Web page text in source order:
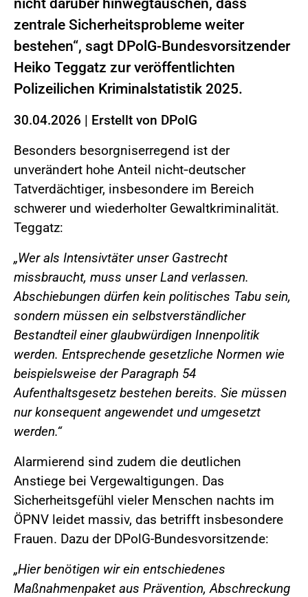
nicht darüber hinwegtäuschen, dass
zentrale Sicherheitsprobleme weiter
bestehen“, sagt DPolG-Bundesvorsitzender
Heiko Teggatz zur veröffentlichten
Polizeilichen Kriminalstatistik 2025.
30.04.2026 | Erstellt von DPolG
Besonders besorgniserregend ist der
unverändert hohe Anteil nicht‑deutscher
Tatverdächtiger, insbesondere im Bereich
schwerer und wiederholter Gewaltkriminalität.
Teggatz:
„Wer als Intensivtäter unser Gastrecht
missbraucht, muss unser Land verlassen.
Abschiebungen dürfen kein politisches Tabu sein,
sondern müssen ein selbstverständlicher
Bestandteil einer glaubwürdigen Innenpolitik
werden. Entsprechende gesetzliche Normen wie
beispielsweise der Paragraph 54
Aufenthaltsgesetz bestehen bereits. Sie müssen
nur konsequent angewendet und umgesetzt
werden.“
Alarmierend sind zudem die deutlichen
Anstiege bei Vergewaltigungen. Das
Sicherheitsgefühl vieler Menschen nachts im
ÖPNV leidet massiv, das betrifft insbesondere
Frauen. Dazu der DPolG-Bundesvorsitzende:
„Hier benötigen wir ein entschiedenes
Maßnahmenpaket aus Prävention, Abschreckung